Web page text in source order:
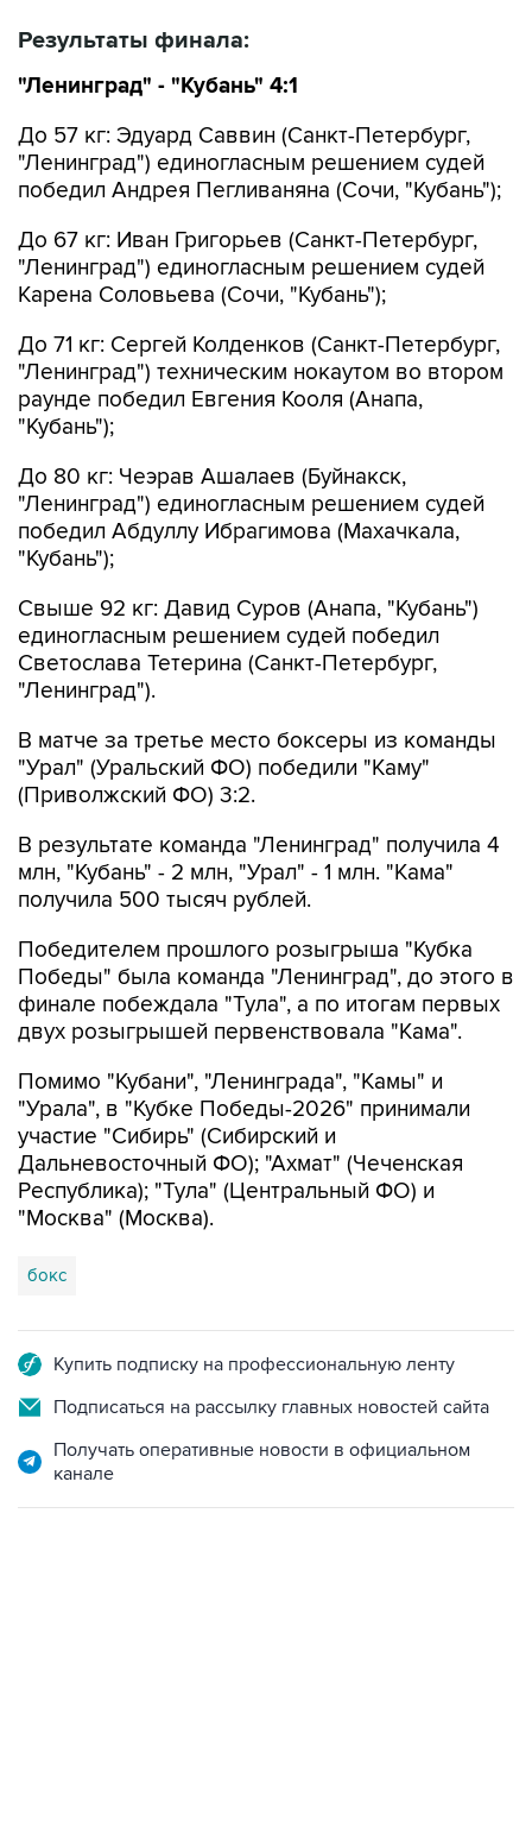
Результаты финала:
"Ленинград" - "Кубань" 4:1
До 57 кг: Эдуард Саввин (Санкт-Петербург,
"Ленинград") единогласным решением судей
победил Андрея Пегливаняна (Сочи, "Кубань");
До 67 кг: Иван Григорьев (Санкт-Петербург,
"Ленинград") единогласным решением судей
Карена Соловьева (Сочи, "Кубань");
До 71 кг: Сергей Колденков (Санкт-Петербург,
"Ленинград") техническим нокаутом во втором
раунде победил Евгения Кооля (Анапа,
"Кубань");
До 80 кг: Чеэрав Ашалаев (Буйнакск,
"Ленинград") единогласным решением судей
победил Абдуллу Ибрагимова (Махачкала,
"Кубань");
Свыше 92 кг: Давид Суров (Анапа, "Кубань")
единогласным решением судей победил
Светослава Тетерина (Санкт-Петербург,
"Ленинград").
В матче за третье место боксеры из команды
"Урал" (Уральский ФО) победили "Каму"
(Приволжский ФО) 3:2.
В результате команда "Ленинград" получила 4
млн, "Кубань" - 2 млн, "Урал" - 1 млн. "Кама"
получила 500 тысяч рублей.
Победителем прошлого розыгрыша "Кубка
Победы" была команда "Ленинград", до этого в
финале побеждала "Тула", а по итогам первых
двух розыгрышей первенствовала "Кама".
Помимо "Кубани", "Ленинграда", "Камы" и
"Урала", в "Кубке Победы-2026" принимали
участие "Сибирь" (Сибирский и
Дальневосточный ФО); "Ахмат" (Чеченская
Республика); "Тула" (Центральный ФО) и
"Москва" (Москва).
бокс
Купить подписку на профессиональную ленту
Подписаться на рассылку главных новостей сайта
Получать оперативные новости в официальном
канале